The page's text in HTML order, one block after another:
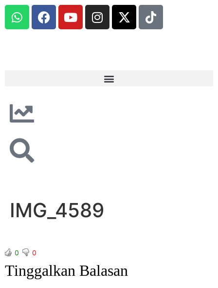
IMG_4589
0 0
Tinggalkan Balasan